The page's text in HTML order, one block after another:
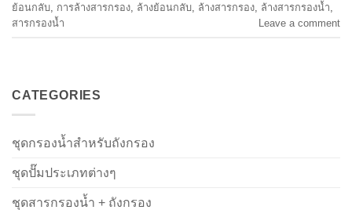
ย้อนกลับ การล้างสารกรอง ล้างย้อนกลับ ล้างสารกรอง ล้างสารกรองน้ำ
สารกรองน้ำ
Leave a comment
CATEGORIES
ชุดกรองน้ำสำหรับถังกรอง
ชุดปั๊มประเภทต่างๆ
ชุดสารกรองน้ำ + ถังกรอง